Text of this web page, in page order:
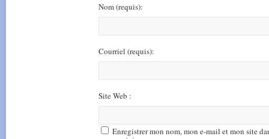
Nom(requis):
Courriel (requis):
Site Web :
Enregistrer mon nom, mon e-mail et mon site